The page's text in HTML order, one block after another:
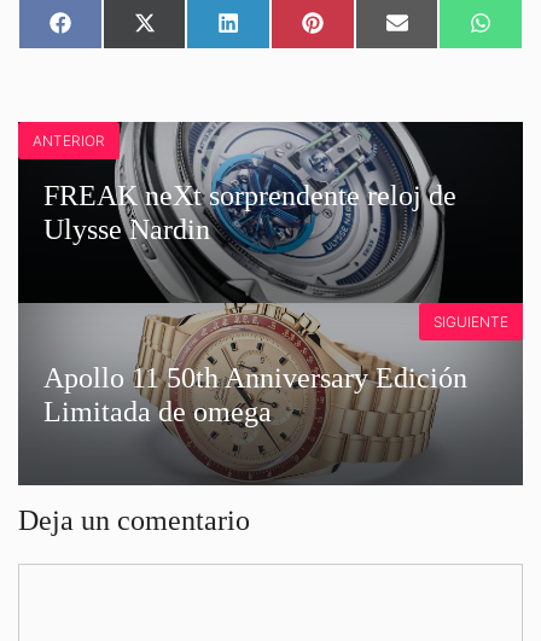
COMPARTIR
EN
COMPARTIR
EN
COMPARTIR
EN
COMPARTIR
EN
COMPARTIR
EN
EN
ANTERIOR
FREAK neXt sorprendente reloj de
Ulysse Nardin
Apollo 11 50th Anniversary Edición
Limitada de omega
SIGUIENTE
Deja un comentario